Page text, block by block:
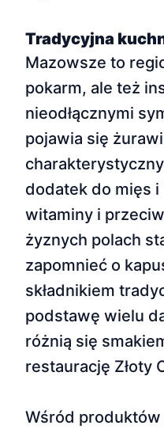
Tradycyjna
Mazowsze to
pokarm, ale też
nieodłącznymi
pojawia się
dodatek do mięs i
witaminy i
żyznych polach
zapomnieć o
składnikiem
podstawę wielu
różnią się
restaurację Złoty
Wśród produktów